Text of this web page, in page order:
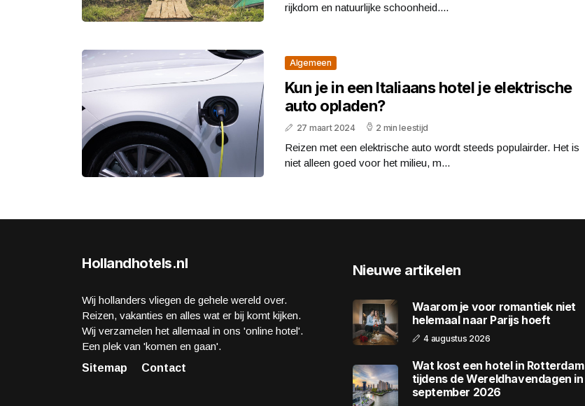
rijkdom en natuurlijke schoonheid....
Algemeen
Kun je in een Italiaans hotel je elektrische
auto opladen?
27 maart 2024 2 min leestijd
Reizen met een elektrische auto wordt steeds populairder. Het is
niet alleen goed voor het milieu, m...
Hollandhotels.nl
Wij hollanders vliegen de gehele wereld over.
Reizen, vakanties en alles wat er bij komt kijken.
Wij verzamelen het allemaal in ons 'online hotel'.
Een plek van 'komen en gaan'.
Sitemap
Contact
Nieuwe artikelen
Waarom je voor romantiek niet
helemaal naar Parijs hoeft
4 augustus 2026
Wat kost een hotel in Rotterdam
tijdens de Wereldhavendagen in
september 2026